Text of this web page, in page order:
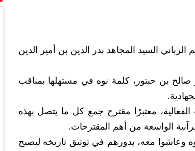
الرباني السيد المجاهد بدر الدين بن أمير الدين
صالح بن حبتور، كلمة نوه في مستهلها بمناقب
معتبرًا مقترح جمع كل ما يتصل بهذه
الواسعة من أهم المقترحات.
وعاشوا معه، بدورهم في توثيق تاريخه ليصبح